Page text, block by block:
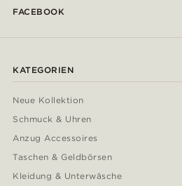
FACEBOOK
KATEGORIEN
Neue Kollektion
Schmuck & Uhren
Anzug Accessoires
Taschen & Geldbörsen
Kleidung & Unterwäsche